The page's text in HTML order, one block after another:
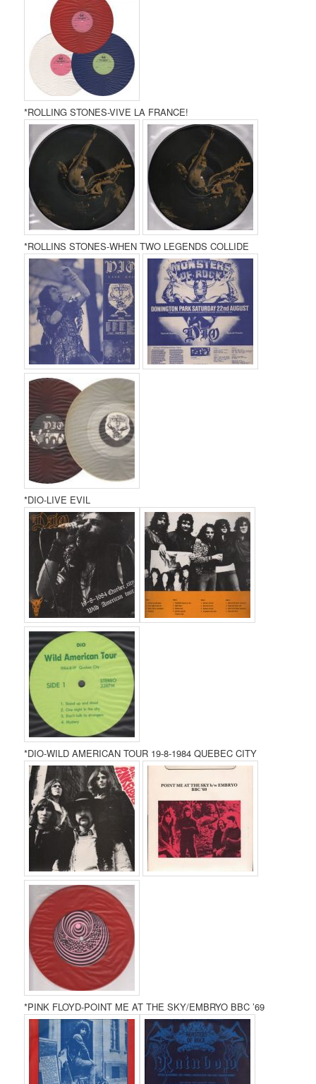
*ROLLING STONES-VIVE LA FRANCE!
*ROLLINS STONES-WHEN TWO LEGENDS COLLIDE
*DIO-LIVE EVIL
*DIO-WILD AMERICAN TOUR 19-8-1984 QUEBEC CITY
*PINK FLOYD-POINT ME AT THE SKY/EMBRYO BBC ’69